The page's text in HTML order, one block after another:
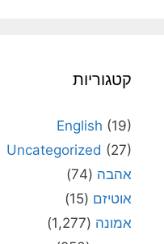
קטגוריות
English (19)
Uncategorized (27)
אהבה (74)
אוטיזם (15)
אמונה (1,277)